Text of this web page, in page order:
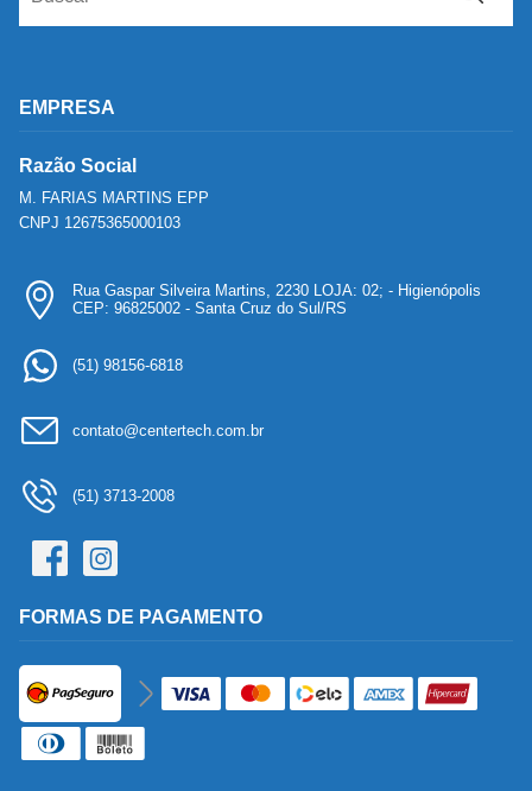
EMPRESA
Razão Social
M. FARIAS MARTINS EPP
CNPJ 12675365000103
Rua Gaspar Silveira Martins, 2230 LOJA: 02; - Higienópolis
CEP: 96825002 - Santa Cruz do Sul/RS
(51) 98156-6818
contato@centertech.com.br
(51) 3713-2008
FORMAS DE PAGAMENTO